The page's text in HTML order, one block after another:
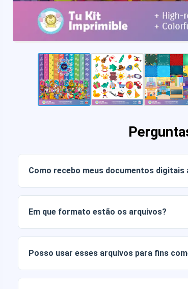
Como recebo meus documentos digitais
Em que formato estão os arquivos?
Posso usar esses arquivos para fins